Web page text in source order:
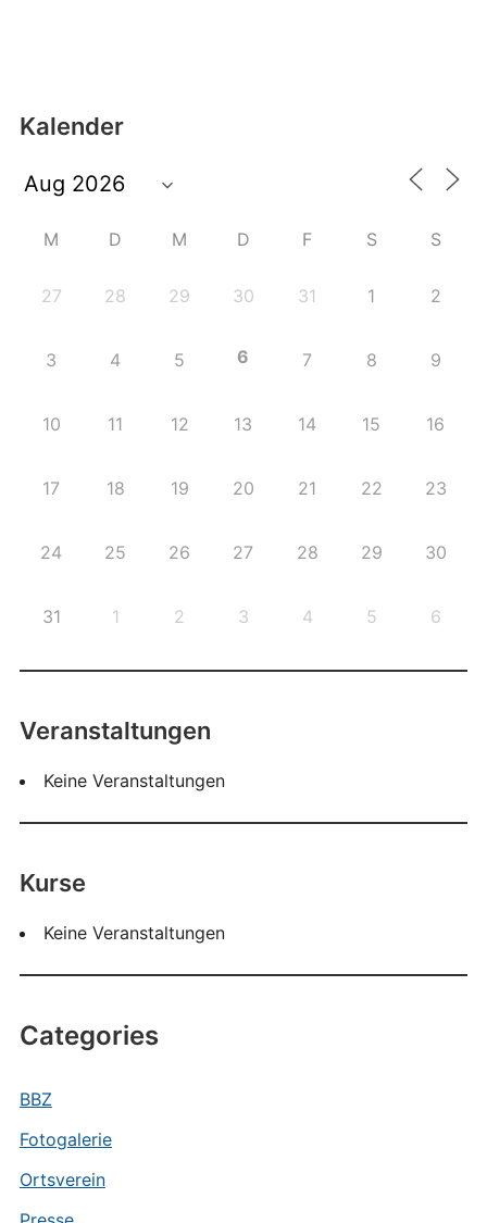
Kalender
M D M D F S S
27 28 29 30 31 1 2
3 4 5 6 7 8 9
10 11 12 13 14 15 16
17 18 19 20 21 22 23
24 25 26 27 28 29 30
31 1 2 3 4 5 6
Veranstaltungen
Keine Veranstaltungen
Kurse
Keine Veranstaltungen
Categories
BBZ
Fotogalerie
Ortsverein